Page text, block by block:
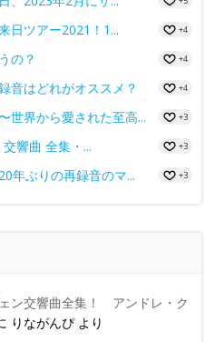
日ツアー2021！1... +4
の？ +4
音はどれがオススメ？ +4
世界から愛された至高... +3
響曲 全集・... +3
年ぶりの再録音のマ... +3
ン交響曲全集！ アンドレ・ク
りながんぴより